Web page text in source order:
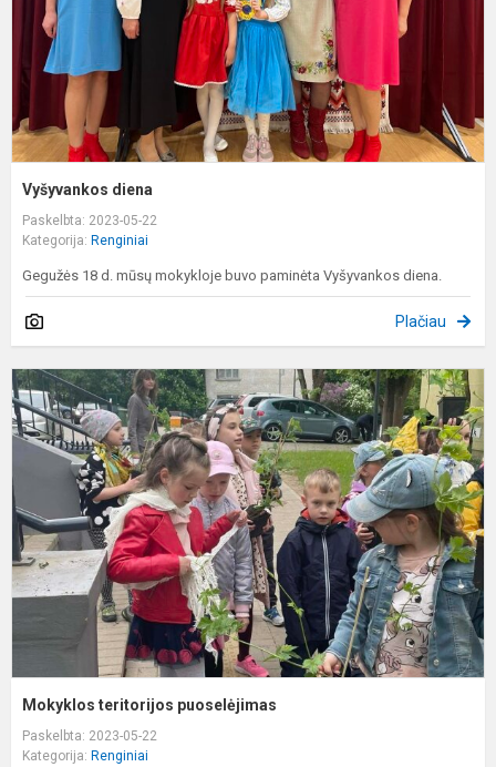
Vyšyvankos diena
Paskelbta: 2023-05-22
Kategorija: Renginiai
Gegužės 18 d. mūsų mokykloje buvo paminėta Vyšyvankos diena.
Plačiau
Mokyklos teritorijos puoselėjimas
Paskelbta: 2023-05-22
Kategorija: Renginiai